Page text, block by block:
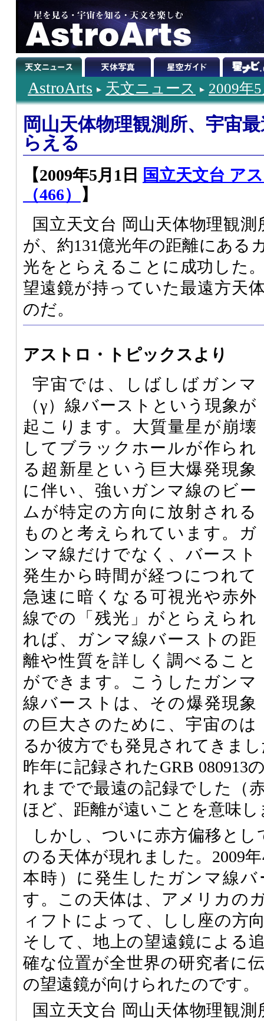
AstroArts 天文ニュース 2009年
岡山天体物理観測所、宇宙
らえる
【2009年5月1日
国立天文台 ア
（466）
】
国立天文台 岡山天体物理観測
が、約131億光年の距離にある
光をとらえることに成功した
望遠鏡が持っていた最遠方天
のだ。
アストロ・トピックスより
宇宙では、しばしばガンマ
（γ）線バーストという現象が
起こります。大質量星が崩壊
してブラックホールが作られ
る超新星という巨大爆発現象
に伴い、強いガンマ線のビー
ムが特定の方向に放射される
ものと考えられています。ガ
ンマ線だけでなく、バースト
発生から時間が経つにつれて
急速に暗くなる可視光や赤外
線での「残光」がとらえられ
れば、ガンマ線バーストの距
離や性質を詳しく調べること
ができます。こうしたガンマ
線バーストは、その爆発現象
の巨大さのために、宇宙のは
るか彼方でも発見されてきま
昨年に記録されたGRB 080913
れまでで最遠の記録でした（
ほど、距離が遠いことを意味し
しかし、ついに赤方偏移と
のる天体が現れました。2009
本時）に発生したガンマ線バ
す。この天体は、アメリカの
ィフトによって、しし座の方
そして、地上の望遠鏡による
確な位置が全世界の研究者に
の望遠鏡が向けられたのです。
国立天文台 岡山天体物理観測